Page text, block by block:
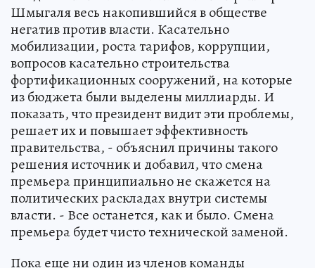
Шмыгаля весь накопившийся в обществе
негатив против власти. Касательно
мобилизации, роста тарифов, коррупции,
вопросов касательно строительства
фортификационных сооружений, на которые
из бюджета были выделены миллиарды. И
показать, что президент видит эти проблемы,
решает их и повышает эффективность
правительства, - объяснил причины такого
решения источник и добавил, что смена
премьера принципиально не скажется на
политических раскладах внутри системы
власти. - Все останется, как и было. Смена
премьера будет чисто технической заменой.
Пока еще ни один из членов команды